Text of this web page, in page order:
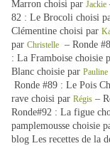
Marron choisi par Jackie
82 : Le Brocoli choisi
Clémentine choisi par
par Christelle – Ronde
: La Framboise choisie
Blanc choisie par Pauline
Ronde #89 : Le Pois
rave choisi par Régis –
Ronde#92 : La figue
pamplemousse choisie
blog Les recettes de la